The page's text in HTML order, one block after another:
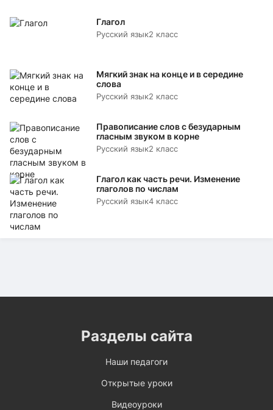
Глагол
Русский язык2 класс
Мягкий знак на конце и в середине
слова
Русский язык2 класс
Правописание слов с безударным
гласным звуком в корне
Русский язык2 класс
Глагол как часть речи. Изменение
глаголов по числам
Русский язык4 класс
Разделы сайта
Наши педагоги
Открытые уроки
Видеоуроки